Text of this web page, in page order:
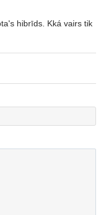
hibrīds. Kká vairs tik